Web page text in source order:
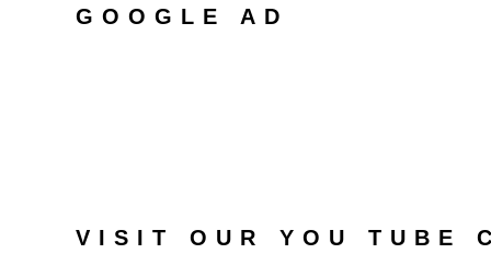
GOOGLE AD
VISIT OUR YOU TUBE